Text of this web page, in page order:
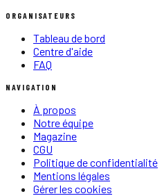
ORGANISATEURS
Tableau de bord
Centre d'aide
FAQ
NAVIGATION
À propos
Notre équipe
Magazine
CGU
Politique de confidentialité
Mentions légales
Gérer les cookies